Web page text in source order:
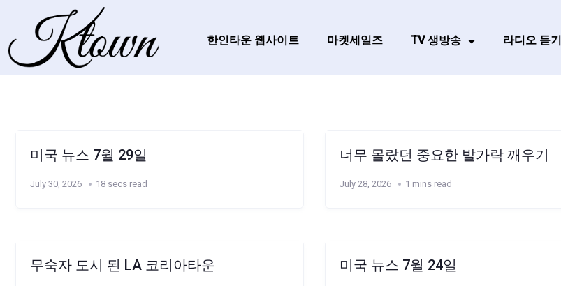
한인타운 웹사이트 마켓세일즈 TV 생방송 라디오 듣기
미국 뉴스 7월 29일
July 30, 2026 18 secs read
너무 몰랐던 중요한 발가락 깨우기
July 28, 2026 1 mins read
무숙자 도시 된 LA 코리아타운 미국 뉴스 7월 24일